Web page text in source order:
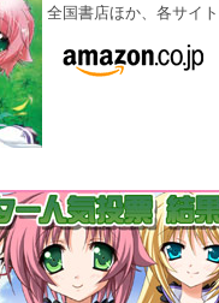
全国書店ほか、各サイ